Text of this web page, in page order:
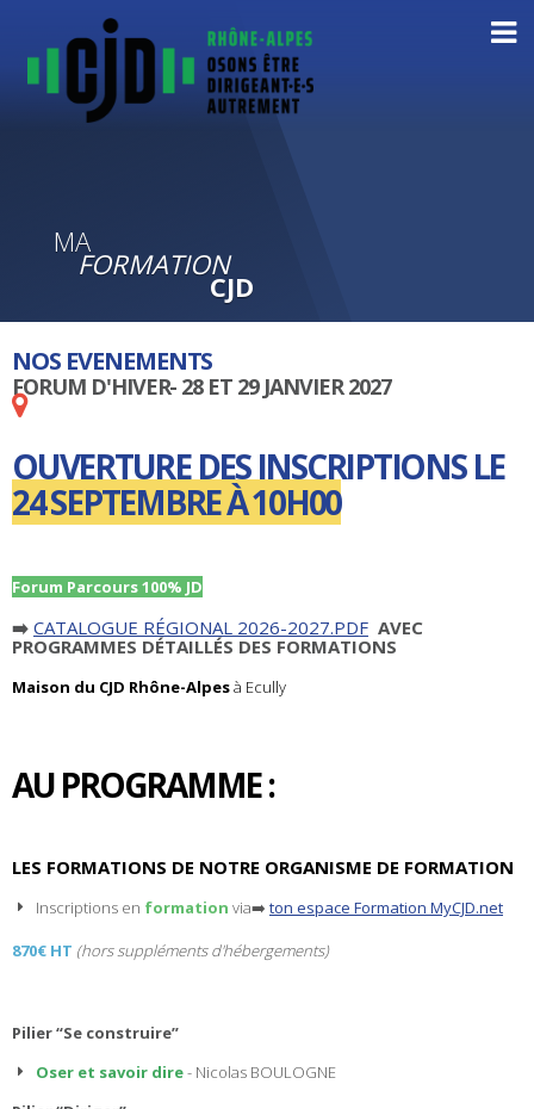
MA
FORMATION
CJD
NOS EVENEMENTS
FORUM D'HIVER- 28 ET 29 JANVIER 2027
OUVERTURE DES INSCRIPTIONS LE
24 SEPTEMBRE À 10H00
Forum Parcours 100% JD
➡️ CATALOGUE RÉGIONAL 2026-2027.PDF AVEC
PROGRAMMES DÉTAILLÉS DES FORMATIONS
Maison du CJD Rhône-Alpesà Ecully
AU PROGRAMME :
LES FORMATIONS DE NOTRE ORGANISME DE FORMATION
Inscriptions en formation via➡️ ton espace Formation MyCJD.net
870€ HT (hors suppléments d'hébergements)
Pilier “Se construire”
Oser et savoir dire- Nicolas BOULOGNE